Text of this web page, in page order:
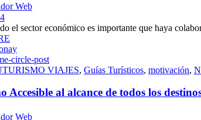
Web
el sector económico es importante que haya
circle-post
VIAJES, Guías Turísticos, motivación,
Accesible al alcance de todos los
Web